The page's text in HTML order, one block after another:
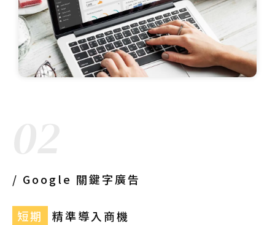
/ Google 關鍵字廣告
短期 精準導入商機